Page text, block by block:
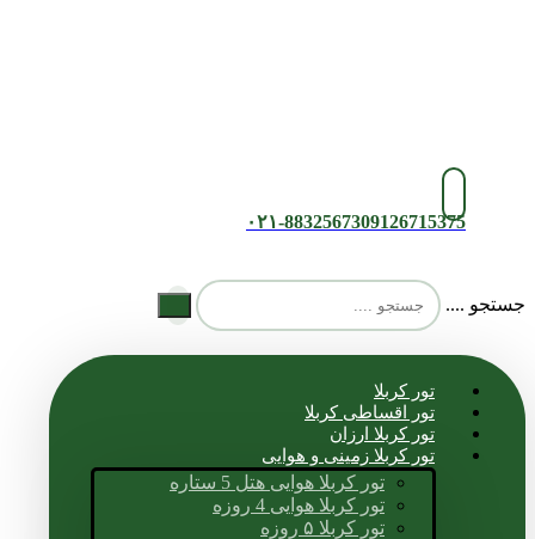
۰۲۱-8832567309126715375
جستجو ....
تور کربلا
تور اقساطی کربلا
تور کربلا ارزان
تور کربلا زمینی و هوایی
تور کربلا هوایی هتل 5 ستاره
تور کربلا هوایی 4 روزه
تور کربلا ۵ روزه